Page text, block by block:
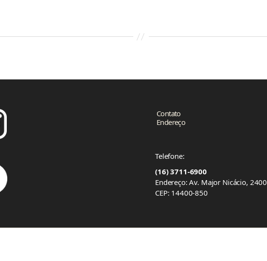
Contato
Endereço
Telefone:
(16) 3711-6900
Endereço: Av. Major Nicácio, 2400
CEP: 14400-850